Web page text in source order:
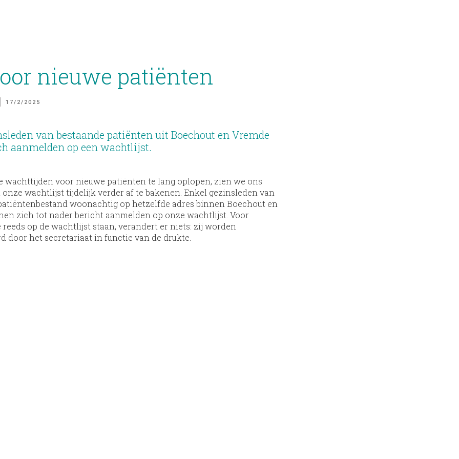
nieuwe patiënten
17/2/2025
van bestaande patiënten uit Boechout en Vremde
aanmelden op een wachtlijst.
wachttijden voor nieuwe patiënten te lang oplopen, zien we ons
onze wachtlijst tijdelijk verder af te bakenen. Enkel gezinsleden van
woonachtig op hetzelfde adres binnen Boechout en
zich tot nader bericht aanmelden op onze wachtlijst. Voor
op de wachtlijst staan, verandert er niets: zij worden
door het secretariaat in functie van de drukte.